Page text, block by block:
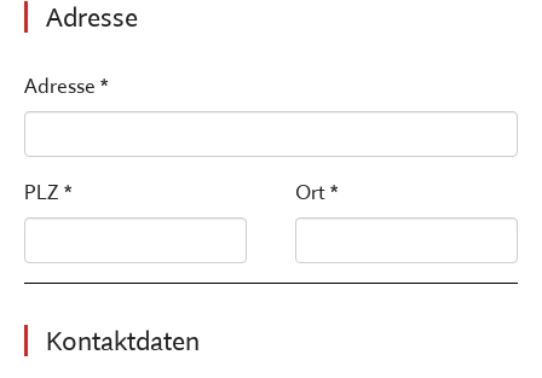
Adresse
Adresse *
PLZ * Ort *
Kontaktdaten